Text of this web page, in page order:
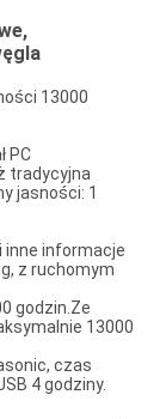
13000
PC
tradycyjna
jasności: 1
inne informacje
z ruchomym
godzin.Ze
13000
czas
4 godziny.